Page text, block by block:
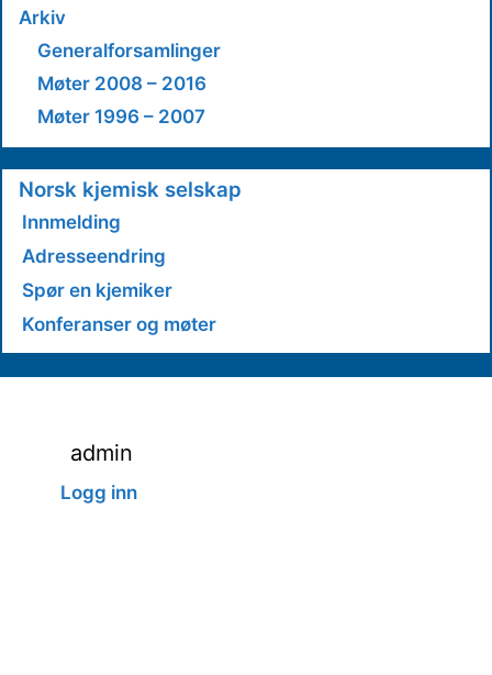
Arkiv
Generalforsamlinger
Møter 2008 – 2016
Møter 1996 – 2007
Norsk kjemisk selskap
Innmelding
Adresseendring
Spør en kjemiker
Konferanser og møter
admin
Logg inn